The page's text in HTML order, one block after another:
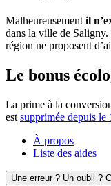
Malheureusement il
dans la ville de
région ne proposent
Le bonus
La prime à la
est supprimée depuis
À propos
Liste des aides
Une erreur ? Un oubli ?